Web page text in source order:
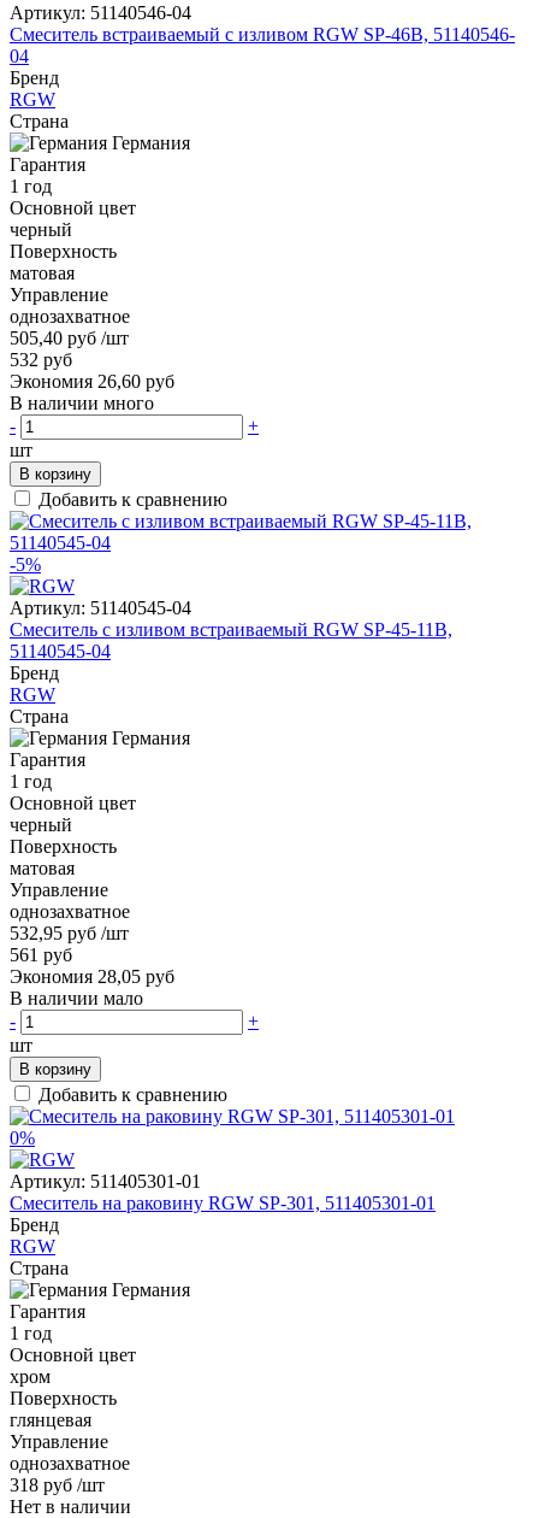
Артикул: 51140546-04
Смеситель встраиваемый с изливом RGW SP-46B, 51140546-
04
Бренд
RGW
Страна
Германия
Гарантия
1 год
Основной цвет
черный
Поверхность
матовая
Управление
однозахватное
505,40 руб /шт
532 руб
Экономия 26,60 руб
В наличии много
-
+
шт
В корзину
Добавить к сравнению
-5%
Артикул: 51140545-04
Смеситель с изливом встраиваемый RGW SP-45-11B,
51140545-04
Бренд
RGW
Страна
Германия
Гарантия
1 год
Основной цвет
черный
Поверхность
матовая
Управление
однозахватное
532,95 руб /шт
561 руб
Экономия 28,05 руб
В наличии мало
-
+
шт
В корзину
Добавить к сравнению
0%
Артикул: 511405301-01
Смеситель на раковину RGW SP-301, 511405301-01
Бренд
RGW
Страна
Германия
Гарантия
1 год
Основной цвет
хром
Поверхность
глянцевая
Управление
однозахватное
318 руб /шт
Нет в наличии